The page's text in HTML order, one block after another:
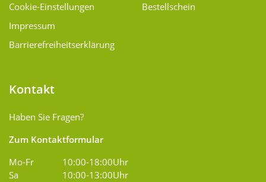
Cookie-Einstellungen
Impressum
Barrierefreiheitserklärung
Bestellschein
Kontakt
Haben Sie Fragen?
Zum Kontaktformular
Mo-Fr
10:00-18:00Uhr
Sa
10:00-13:00Uhr